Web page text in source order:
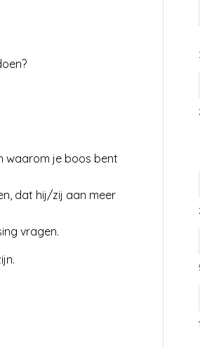
waarom je boos bent
dat hij/zij aan meer
vragen.